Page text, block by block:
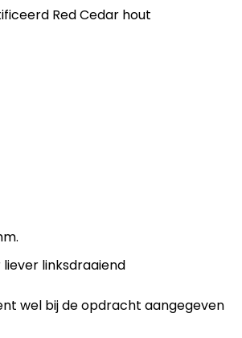
Red Cedar hout
linksdraaiend
wel bij de opdracht aangegeven